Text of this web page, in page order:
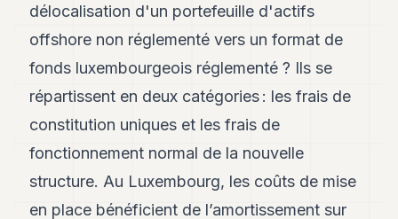
délocalisation d'un portefeuille d'actifs
offshore non réglementé vers un format de
fonds luxembourgeois réglementé ? Ils se
répartissent en deux catégories : les frais de
constitution uniques et les frais de
fonctionnement normal de la nouvelle
structure. Au Luxembourg, les coûts de mise
en place bénéficient de l’amortissement sur